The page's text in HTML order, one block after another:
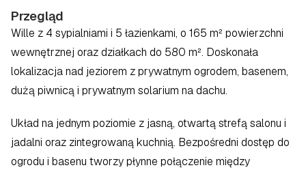
Przegląd
Wille z 4 sypialniami i 5 łazienkami, o 165 m² powierzchni
wewnętrznej oraz działkach do 580 m². Doskonała
lokalizacja nad jeziorem z prywatnym ogrodem, basenem,
dużą piwnicą i prywatnym solarium na dachu.
Układ na jednym poziomie z jasną, otwartą strefą salonu i
jadalni oraz zintegrowaną kuchnią. Bezpośredni dostęp do
ogrodu i basenu tworzy płynne połączenie między